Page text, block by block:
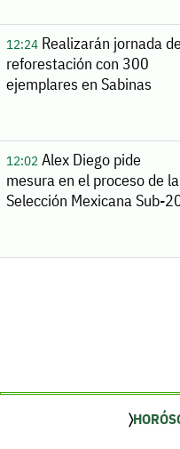
12:24Realizarán jornada
reforestación con 300
ejemplares en Sabinas
12:02Alex Diego pide
mesura en el proceso de la
Selección Mexicana Sub-